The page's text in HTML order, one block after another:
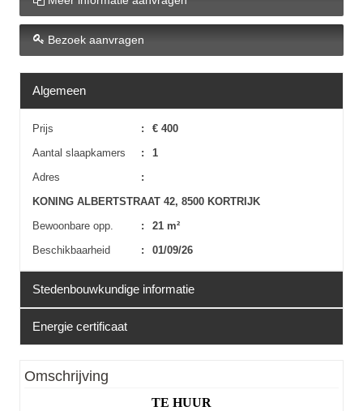
Bezoek aanvragen
Algemeen
Prijs :
€ 400
Aantal slaapkamers
:
1
Adres
:
KONING ALBERTSTRAAT 42, 8500 KORTRIJK
Bewoonbare opp.
:
21 m²
Beschikbaarheid
: 01/09/26
Stedenbouwkundige informatie
Erfgoed
Energie certificaat
Omschrijving
TE HUUR